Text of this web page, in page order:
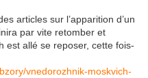
articles sur l’apparition d’un
par vite retomber et
est allé se reposer, cette fois-
vnedorozhnik-moskvich-